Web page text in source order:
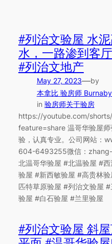
#列治文验屋 水
水，一路渗到客
#列治文地产
May 27, 2023—by
本拿比 验房师
in 验房师关于验房
https://youtube.com/
feature=share 温哥华验屋
验，认真专业。公司网站：
604-6493255微信：
北温哥华验屋 #北温验屋 #
验屋 #新西敏验屋 #高贵林
匹特草原验屋 #列治文验屋
验屋 #白石验屋 #兰里验屋
#列治文验屋 斜